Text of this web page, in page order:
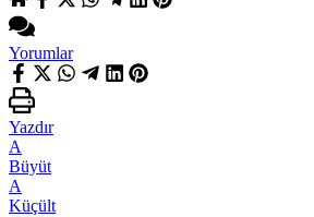
Yorumlar
Yazdır
A
Büyüt
A
Küçült